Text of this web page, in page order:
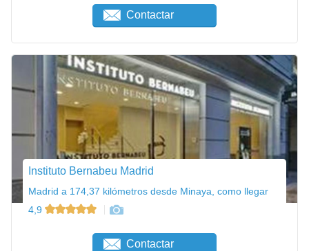
Contactar
Instituto Bernabeu Madrid
Madrid a 174,37 kilómetros desde Minaya, como llegar
4,9
Contactar